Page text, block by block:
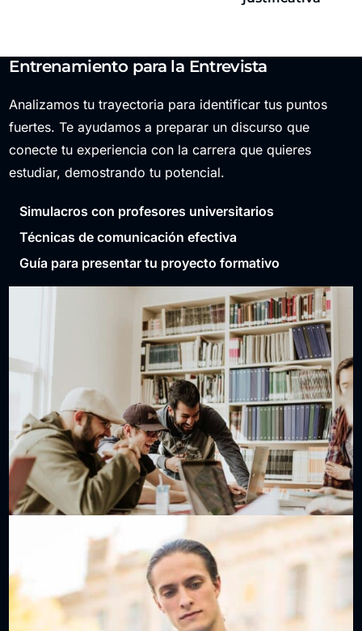
Entrenamiento para la Entrevista
Analizamos tu trayectoria para identificar tus puntos
fuertes. Te ayudamos a preparar un discurso que
conecte tu experiencia con la carrera que quieres
estudiar, demostrando tu potencial.
Simulacros con profesores universitarios
Técnicas de comunicación efectiva
Guía para presentar tu proyecto formativo